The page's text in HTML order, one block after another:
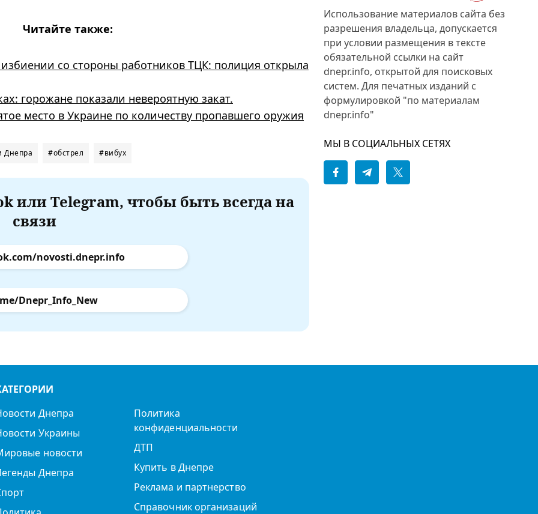
Читайте также:
со стороны работников ТЦК: полиция открыла
горожане показали невероятную закат.
место в Украине по количеству пропавшего оружия
Днепра #обстрел #вибух
или Telegram, чтобы быть всегда на
связи
novosti.dnepr.info
Dnepr_Info_New
Использование материалов сайта без
разрешения владельца, допускается
при условии размещения в тексте
обязательной ссылки на сайт
dnepr.info, открытой для поисковых
систем. Для печатных изданий с
формулировкой "по материалам
dnepr.info"
МЫ В СОЦИАЛЬНЫХ СЕТЯХ
Днепра
Украины
новости
Днепра
Политика
конфиденциальности
ДТП
Купить в Днепре
Реклама и партнерство
Справочник организаций